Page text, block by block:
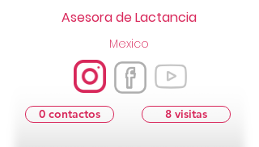
Asesora de Lactancia
Mexico
0 contactos 8 visitas